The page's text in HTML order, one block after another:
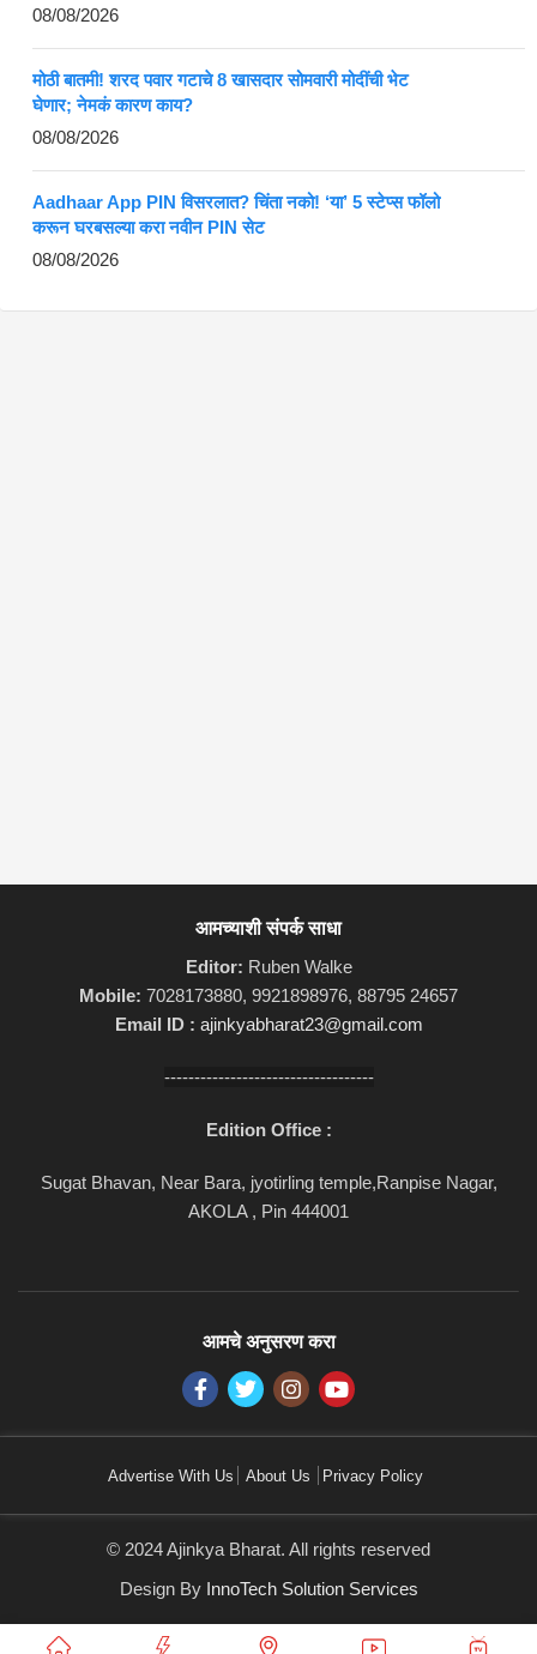
08/08/2026
मोठी बातमी! शरद पवार गटाचे 8 खासदार सोमवारी मोदींची भेट
घेणार; नेमकं कारण काय?
08/08/2026
Aadhaar App PIN विसरलात? चिंता नको! ‘या’ 5 स्टेप्स फॉलो
करून घरबसल्या करा नवीन PIN सेट
08/08/2026
आमच्याशी संपर्क साधा
Editor: Ruben Walke
Mobile: 7028173880, 9921898976, 88795 24657
Email ID : ajinkyabharat23@gmail.com
-----------------------------------
Edition Office :
Sugat Bhavan, Near Bara, jyotirling temple,Ranpise Nagar,
AKOLA , Pin 444001
आमचे अनुसरण करा
Advertise With Us About Us Privacy Policy
© 2024 Ajinkya Bharat. All rights reserved
Design By InnoTech Solution Services